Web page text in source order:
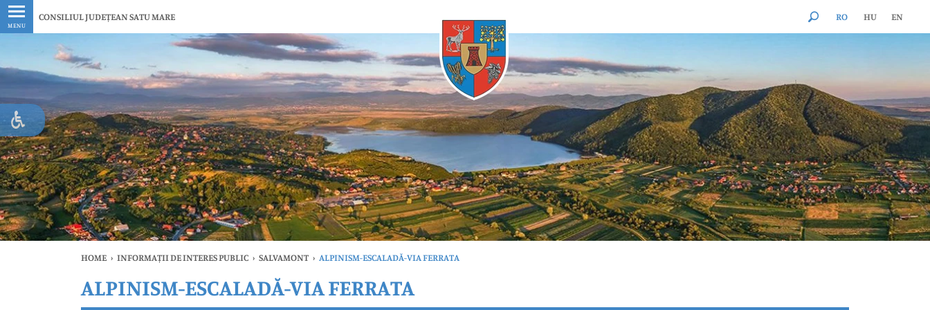
MENU
CONSILIUL JUDEȚEAN SATU MARE RO HU EN
HOME › INFORMAȚII DE INTERES PUBLIC › SALVAMONT › ALPINISM-ESCALADĂ-VIA FERRATA
ALPINISM-ESCALADĂ-VIA FERRATA